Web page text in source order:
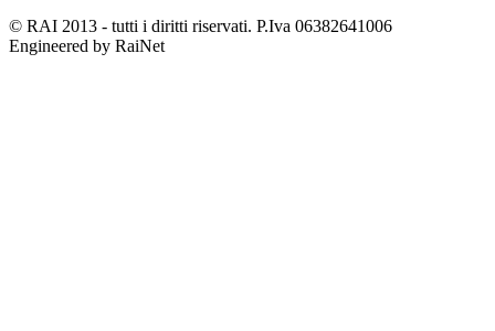
© RAI 2013 - tutti i diritti riservati. P.Iva 06382641006
Engineered by RaiNet